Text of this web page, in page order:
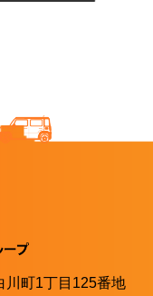
川町1丁目125番地